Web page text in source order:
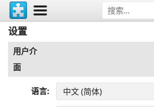
设置
用户介
面
语言